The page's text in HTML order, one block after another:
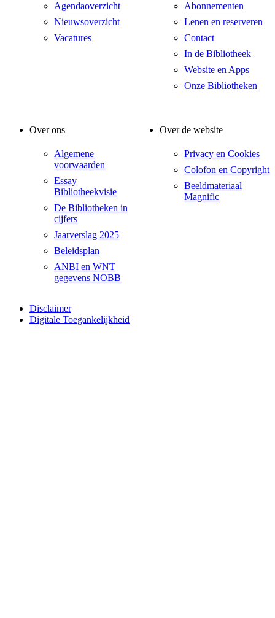
Agendaoverzicht
Nieuwsoverzicht
Vacatures
Abonnementen
Lenen en reserveren
Contact
In de Bibliotheek
Website en Apps
Onze Bibliotheken
Over ons
Algemene
voorwaarden
Essay
Bibliotheekvisie
De Bibliotheken in
cijfers
Jaarverslag 2025
Beleidsplan
ANBI en WNT
gegevens NOBB
Over de website
Privacy en Cookies
Colofon en Copyright
Beeldmateriaal
Magnific
Disclaimer
Digitale Toegankelijkheid